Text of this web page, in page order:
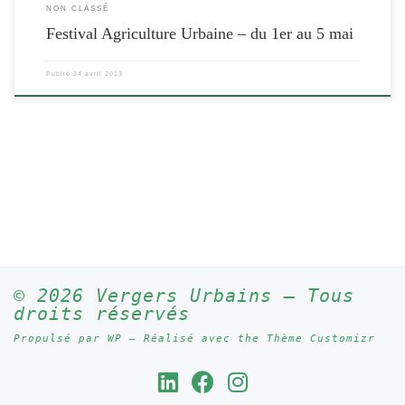
NON CLASSÉ
Festival Agriculture Urbaine – du 1er au 5 mai
Publié 24 avril 2013
© 2026 Vergers Urbains – Tous
droits réservés
Propulsé par WP – Réalisé avec the Thème Customizr